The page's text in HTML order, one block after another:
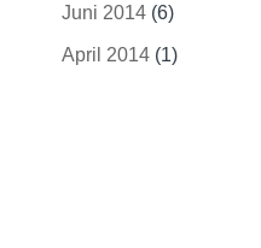
Juni 2014(6)
April 2014(1)